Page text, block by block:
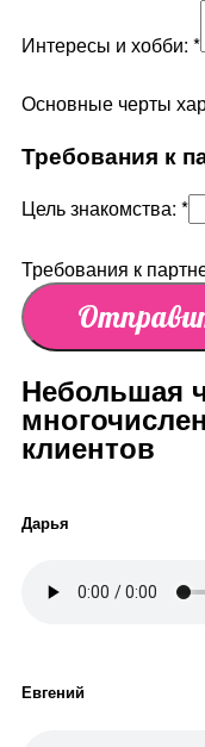
Интересы и хобби: *
Основные черты
Требования к
Цель знакомства: *
Требования к
Небольшая
клиентов
Дарья
Евгений